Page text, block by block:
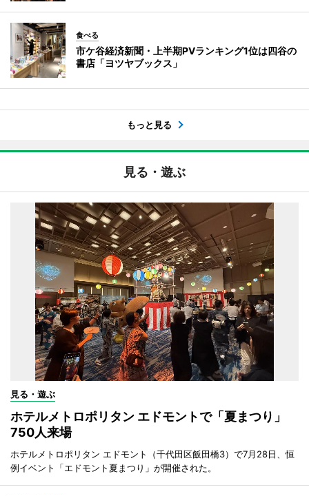
食べる
市ケ谷経済新聞・上半期PVランキング1位は四谷の
書店「ヨツヤブックス」
もっと見る
見る・遊ぶ
見る・遊ぶ
ホテルメトロポリタン エドモントで「夏まつり」
750人来場
ホテルメトロポリタン エドモント（千代田区飯田橋3）で7月28日、恒
例イベント「エドモント夏まつり」が開催された。